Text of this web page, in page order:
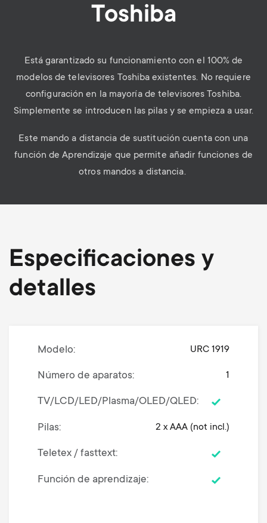
Toshiba
Está garantizado su funcionamiento con el 100% de
modelos de televisores Toshiba existentes. No requiere
configuración en la mayoría de televisores Toshiba.
Simplemente se introducen las pilas y se empieza a usar.
Este mando a distancia de sustitución cuenta con una
función de Aprendizaje que permite añadir funciones de
otros mandos a distancia.
Especificaciones y
detalles
Modelo URC 1919
Número de aparatos 1
TV/LCD/LED/Plasma/OLED/QLED
Pilas 2 x AAA (not incl.)
Teletex / fasttext
Función de aprendizaje